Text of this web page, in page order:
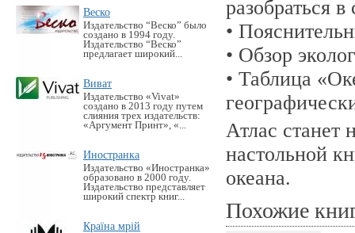
Веско
Издательство “Веско” было
создано в 1994 году.
Издательство “Веско”
предлагает широкий...
Виват
Издательство «Vivat»
создано в 2013 году путем
слияния трех издательств:
«Аргумент Принт», «...
Иностранка
Издательство «Иностранка»
образовано в 2000 году.
Издательство представляет
широкий спектр книг...
Країна мрій
разобраться
•
• Обзор
• Таблица
Атлас станет
настольной
океана.
Похожие